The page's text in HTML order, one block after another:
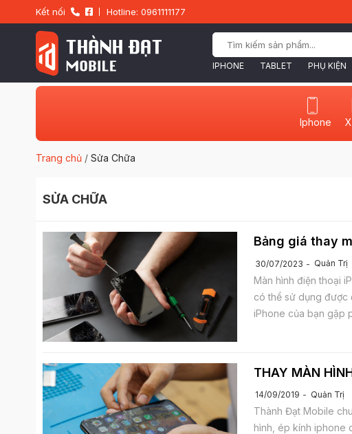
Kết nối Hotline: 0961111177
IPHONE TABLET PHỤ KIỆN
Iphone
Trang chủ / Sửa Chữa
SỬA CHỮA
Bảng giá thay
30/07/2023 Quản Trị
Màn hình điện thoại
có thể sử dụng được
iPhone của bạn gặp
THAY MÀN
14/09/2019 Quản Trị
Thành Đạt Mobile
hình, ép kính iphone